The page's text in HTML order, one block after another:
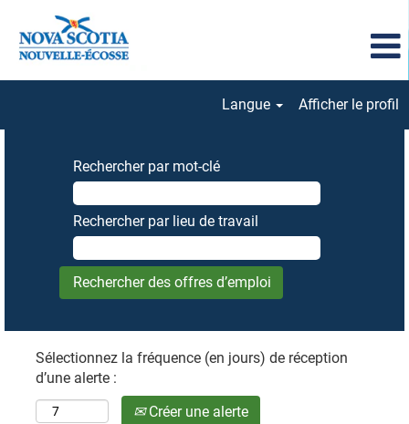
Langue Afficher le profil
Rechercher par mot-clé
Rechercher par lieu de travail
Sélectionnez la fréquence (en jours) de réception
d’une alerte :
Créer une alerte